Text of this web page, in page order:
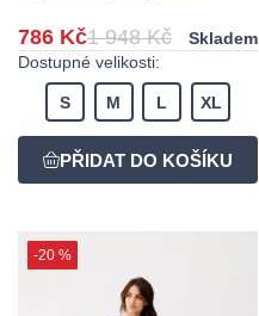
786 Kč1 948 Kč
Skladem
Dostupné velikosti:
S M L XL
-20 %